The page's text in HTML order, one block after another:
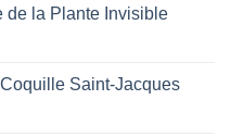
de la Plante Invisible
Coquille Saint-Jacques